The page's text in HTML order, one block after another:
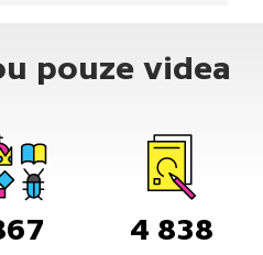
pouze videa
4 838